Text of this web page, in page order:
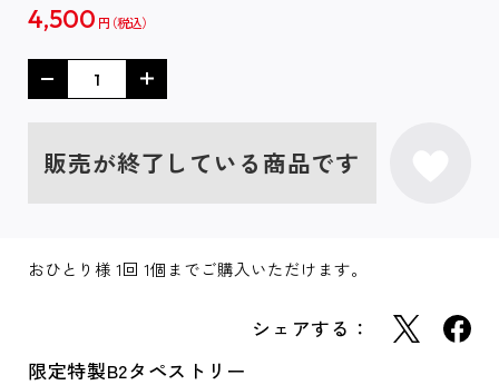
4,500 円
販売が終了している商品です
おひとり様 1回 1個までご購入いただけます。
シェアする：
限定特製B2タペストリー